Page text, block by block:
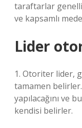
taraftarlar
ve kapsamlı
Lider
1. Otoriter lider,
tamamen
yapılacağını ve
kendisi belirler.